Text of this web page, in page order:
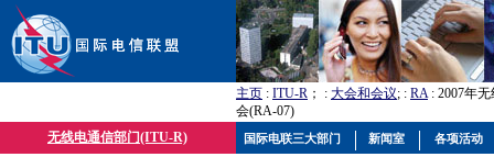
主页 : ITU-R ； : 大会和会议; : RA: 2007年
会(RA-07)
无线电通信部门(ITU-R)
国际电联三大部门 新闻室 各项活动